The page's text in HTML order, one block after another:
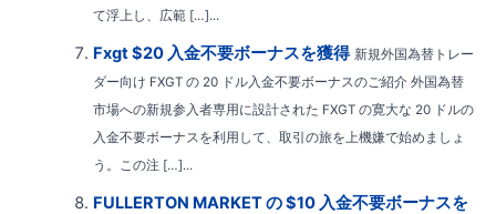
て浮上し、広範 […]...
Fxgt $20 入金不要ボーナスを獲得 新規外国為替トレー
ダー向け FXGT の 20 ドル入金不要ボーナスのご紹介 外国為替
市場への新規参入者専用に設計された FXGT の寛大な 20 ドルの
入金不要ボーナスを利用して、取引の旅を上機嫌で始めましょ
う。この注 […]...
FULLERTON MARKET の $10 入金不要ボーナスを